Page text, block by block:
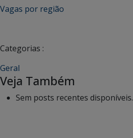
Vagas por região
Categorias :
Geral
Veja Também
Sem posts recentes disponíveis.